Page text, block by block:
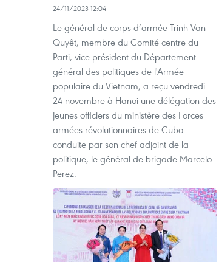
24/11/2023 12:04
Le général de corps d’armée Trinh Van
Quyêt, membre du Comité centre du
Parti, vice-président du Département
général des politiques de l'Armée
populaire du Vietnam, a reçu vendredi
24 novembre à Hanoi une délégation des
jeunes officiers du ministère des Forces
armées révolutionnaires de Cuba
conduite par son chef adjoint de la
politique, le général de brigade Marcelo
Perez.